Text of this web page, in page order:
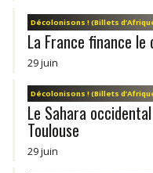
Décolonisons ! (Billets
La France finance
29 juin
Décolonisons ! (Billets
Le Sahara
Toulouse
29 juin